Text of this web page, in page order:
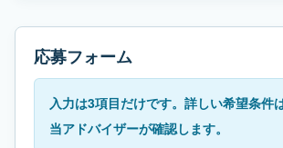
応募フォーム
入力は3項目だけです。詳しい希望条件
当アドバイザーが確認します。